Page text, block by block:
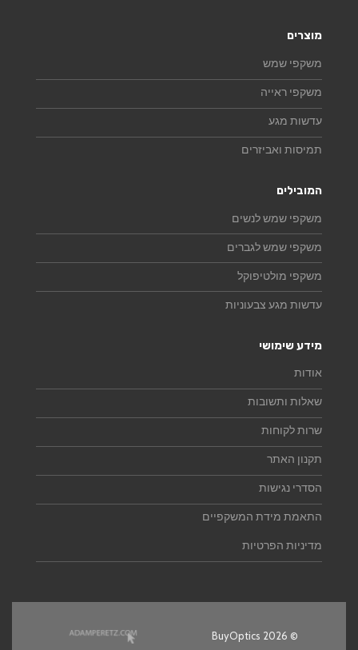
מוצרים
משקפי שמש
משקפי ראייה
עדשות מגע
תמיסות ואביזרים
המובילים
משקפי שמש לנשים
משקפי שמש לגברים
משקפי מולטיפוקל
עדשות מגע צבעוניות
מידע שימושי
אודות
שאלות ותשובות
שרות לקוחות
תקנון האתר
הסדרי נגישות
התאמת מידת המשקפיים
מדיניות הפרטיות
© 2026 BuyOptics